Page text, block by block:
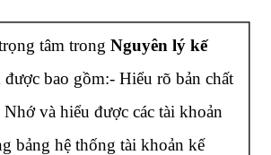
tâm trongNguyên lý kế
được bao gồm:- Hiểu rõ bản chất
Nhớ và hiểu được các tài khoản
bảng hệ thống tài khoản kế